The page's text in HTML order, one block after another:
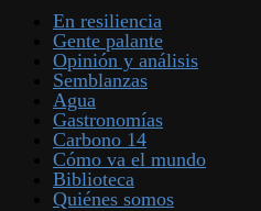
En resiliencia
Gente palante
Opinión y análisis
Semblanzas
Agua
Gastronomías
Carbono 14
Cómo va el mundo
Biblioteca
Quiénes somos